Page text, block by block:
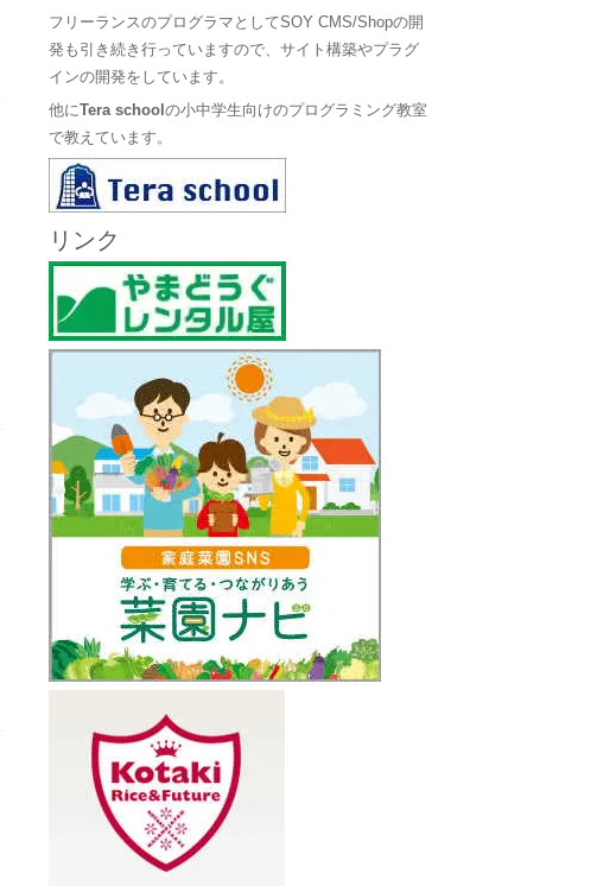
フリーランスのプログラマとしてSOY CMS/Shopの開
発も引き続き行っていますので、サイト構築やプラグ
インの開発をしています。
他にTera schoolの小中学生向けのプログラミング教室
で教えています。
リンク